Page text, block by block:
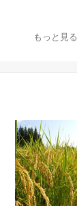
産こがねもち使
社めし徳【オコ
もっと見る